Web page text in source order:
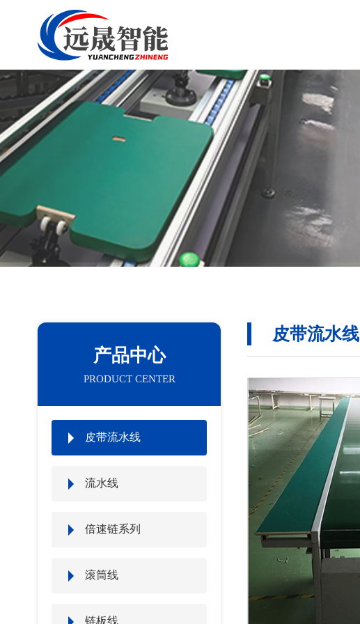
产品中心
PRODUCT CENTER
皮带流水线
流水线
倍速链系列
滚筒线
链板线
皮带流水线